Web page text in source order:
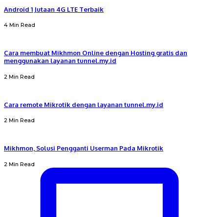
Android 1 Jutaan 4G LTE Terbaik
4 Min Read
Cara membuat Mikhmon Online dengan Hosting gratis dan
menggunakan layanan tunnel.my.id
2 Min Read
Cara remote Mikrotik dengan layanan tunnel.my.id
2 Min Read
Mikhmon, Solusi Pengganti Userman Pada Mikrotik
2 Min Read